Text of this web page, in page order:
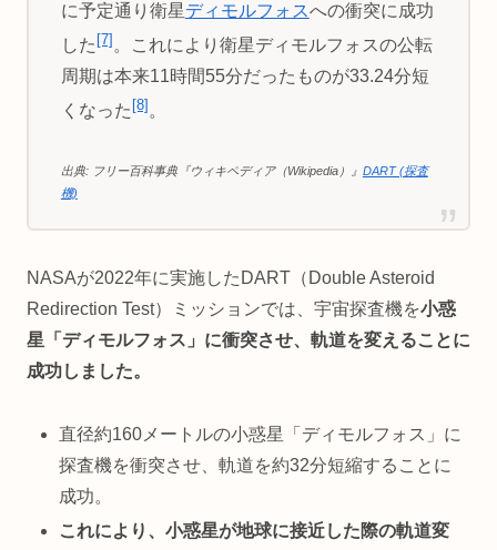
に予定通り衛星ディモルフォスへの衝突に成功
した [7] 。これにより衛星ディモルフォスの公転
周期は本来11時間55分だったものが33.24分短
くなった [8] 。
出典: フリー百科事典『ウィキペディア（Wikipedia）』 DART (探査
機)
NASAが2022年に実施したDART（Double Asteroid
Redirection Test）ミッションでは、宇宙探査機を小惑
星「ディモルフォス」に衝突させ、軌道を変えることに
成功しました。
直径約160メートルの小惑星「ディモルフォス」に
探査機を衝突させ、軌道を約32分短縮することに
成功。
これにより、小惑星が地球に接近した際の軌道変